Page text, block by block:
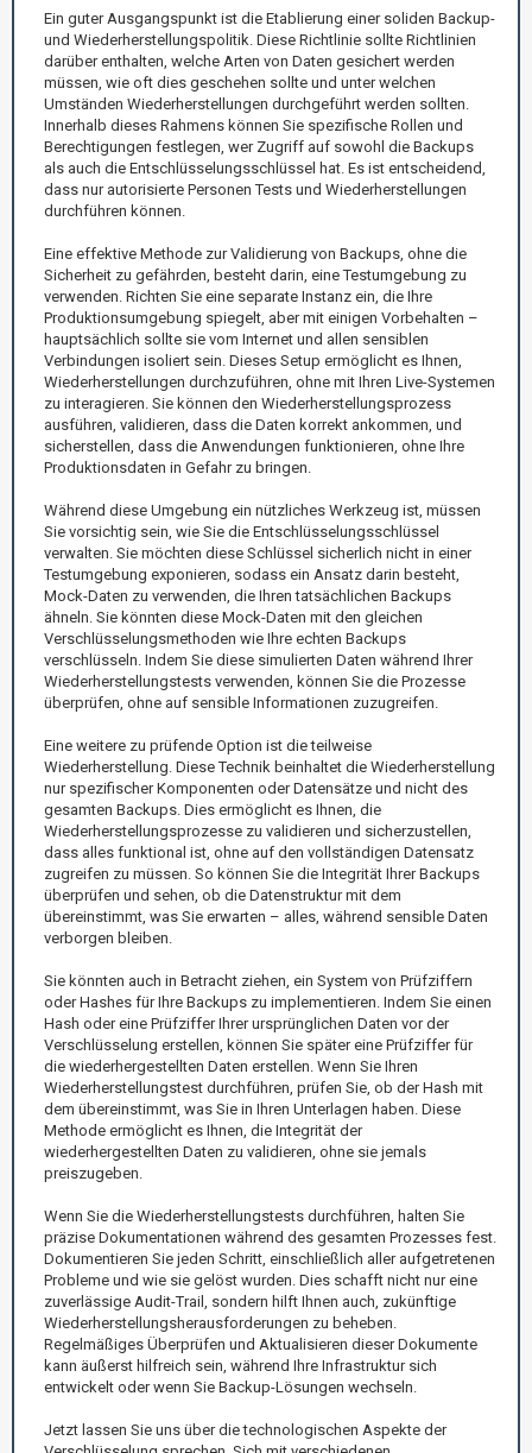
Ein guter Ausgangspunkt ist die Etablierung einer soliden Backup-
und Wiederherstellungspolitik. Diese Richtlinie sollte Richtlinien
darüber enthalten, welche Arten von Daten gesichert werden
müssen, wie oft dies geschehen sollte und unter welchen
Umständen Wiederherstellungen durchgeführt werden sollten.
Innerhalb dieses Rahmens können Sie spezifische Rollen und
Berechtigungen festlegen, wer Zugriff auf sowohl die Backups
als auch die Entschlüsselungsschlüssel hat. Es ist entscheidend,
dass nur autorisierte Personen Tests und Wiederherstellungen
durchführen können.
Eine effektive Methode zur Validierung von Backups, ohne die
Sicherheit zu gefährden, besteht darin, eine Testumgebung zu
verwenden. Richten Sie eine separate Instanz ein, die Ihre
Produktionsumgebung spiegelt, aber mit einigen Vorbehalten –
hauptsächlich sollte sie vom Internet und allen sensiblen
Verbindungen isoliert sein. Dieses Setup ermöglicht es Ihnen,
Wiederherstellungen durchzuführen, ohne mit Ihren Live-Systemen
zu interagieren. Sie können den Wiederherstellungsprozess
ausführen, validieren, dass die Daten korrekt ankommen, und
sicherstellen, dass die Anwendungen funktionieren, ohne Ihre
Produktionsdaten in Gefahr zu bringen.
Während diese Umgebung ein nützliches Werkzeug ist, müssen
Sie vorsichtig sein, wie Sie die Entschlüsselungsschlüssel
verwalten. Sie möchten diese Schlüssel sicherlich nicht in einer
Testumgebung exponieren, sodass ein Ansatz darin besteht,
Mock-Daten zu verwenden, die Ihren tatsächlichen Backups
ähneln. Sie könnten diese Mock-Daten mit den gleichen
Verschlüsselungsmethoden wie Ihre echten Backups
verschlüsseln. Indem Sie diese simulierten Daten während Ihrer
Wiederherstellungstests verwenden, können Sie die Prozesse
überprüfen, ohne auf sensible Informationen zuzugreifen.
Eine weitere zu prüfende Option ist die teilweise
Wiederherstellung. Diese Technik beinhaltet die Wiederherstellung
nur spezifischer Komponenten oder Datensätze und nicht des
gesamten Backups. Dies ermöglicht es Ihnen, die
Wiederherstellungsprozesse zu validieren und sicherzustellen,
dass alles funktional ist, ohne auf den vollständigen Datensatz
zugreifen zu müssen. So können Sie die Integrität Ihrer Backups
überprüfen und sehen, ob die Datenstruktur mit dem
übereinstimmt, was Sie erwarten – alles, während sensible Daten
verborgen bleiben.
Sie könnten auch in Betracht ziehen, ein System von Prüfziffern
oder Hashes für Ihre Backups zu implementieren. Indem Sie einen
Hash oder eine Prüfziffer Ihrer ursprünglichen Daten vor der
Verschlüsselung erstellen, können Sie später eine Prüfziffer für
die wiederhergestellten Daten erstellen. Wenn Sie Ihren
Wiederherstellungstest durchführen, prüfen Sie, ob der Hash mit
dem übereinstimmt, was Sie in Ihren Unterlagen haben. Diese
Methode ermöglicht es Ihnen, die Integrität der
wiederhergestellten Daten zu validieren, ohne sie jemals
preiszugeben.
Wenn Sie die Wiederherstellungstests durchführen, halten Sie
präzise Dokumentationen während des gesamten Prozesses fest.
Dokumentieren Sie jeden Schritt, einschließlich aller aufgetretenen
Probleme und wie sie gelöst wurden. Dies schafft nicht nur eine
zuverlässige Audit-Trail, sondern hilft Ihnen auch, zukünftige
Wiederherstellungsherausforderungen zu beheben.
Regelmäßiges Überprüfen und Aktualisieren dieser Dokumente
kann äußerst hilfreich sein, während Ihre Infrastruktur sich
entwickelt oder wenn Sie Backup-Lösungen wechseln.
Jetzt lassen Sie uns über die technologischen Aspekte der